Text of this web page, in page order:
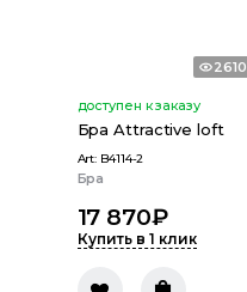
2610
доступен к заказу
Бра Attractive loft
Art: B4114-2
Бра
17 870₽
Купить в 1 клик